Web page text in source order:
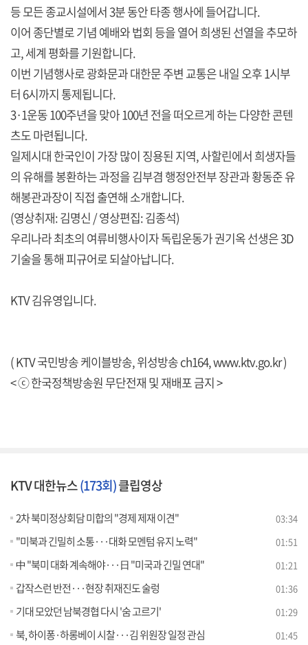
등 모든 종교시설에서 3분 동안 타종 행사에 들어갑니다.
이어 종단별로 기념 예배와 법회 등을 열어 희생된 선열을 추모하
고, 세계 평화를 기원합니다.
이번 기념행사로 광화문과 대한문 주변 교통은 내일 오후 1시부
터 6시까지 통제됩니다.
3·1운동 100주년을 맞아 100년 전을 떠오르게 하는 다양한 콘텐
츠도 마련됩니다.
일제시대 한국인이 가장 많이 징용된 지역, 사할린에서 희생자들
의 유해를 봉환하는 과정을 김부겸 행정안전부 장관과 황동준 유
해봉관과장이 직접 출연해 소개합니다.
(영상취재: 김명신 / 영상편집: 김종석)
우리나라 최초의 여류비행사이자 독립운동가 권기옥 선생은 3D
기술을 통해 피규어로 되살아납니다.
KTV 김유영입니다.
( KTV 국민방송 케이블방송, 위성방송 ch164,www.ktv.go.kr)
< ⓒ 한국정책방송원 무단전재 및 재배포 금지 >
KTV 대한뉴스(173회)클립영상
2차 북미정상회담 미합의 "경제 제재 이견" 03:34
"미북과 긴밀히 소통···대화 모멘텀 유지 노력" 01:51
中 "북미 대화 계속해야···日 "미국과 긴밀 연대" 01:21
갑작스런 반전···현장 취재진도 술렁 01:36
기대 모았던 남북경협 다시 '숨 고르기' 01:29
북, 하이퐁·하롱베이 시찰···김 위원장 일정 관심 01:45